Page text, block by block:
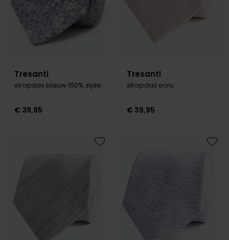
Tresanti
stropdas blauw 100% zijde
€ 39,95
Tresanti
stropdas ecru
€ 39,95